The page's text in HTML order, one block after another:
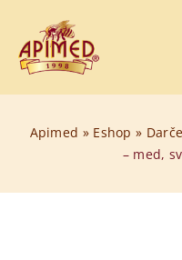
content
Apimed » Eshop »
– med,